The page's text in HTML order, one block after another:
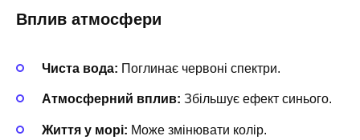
Вплив атмосфери
Чиста вода: Поглинає червоні спектри.
Атмосферний вплив: Збільшує ефект синього.
Життя у морі: Може змінювати колір.